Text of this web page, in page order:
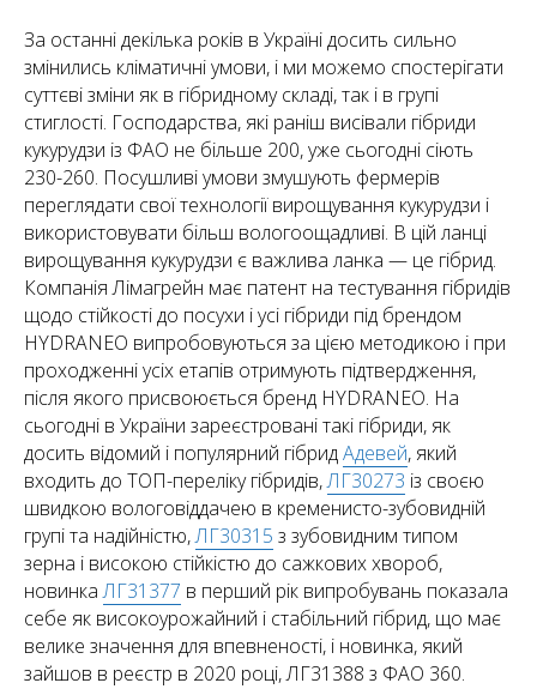
За останні декілька років в Україні досить сильно
змінились кліматичні умови, і ми можемо спостерігати
суттєві зміни як в гібридному складі, так і в групі
стиглості. Господарства, які раніш висівали гібриди
кукурудзи із ФАО не більше 200, уже сьогодні сіють
230-260. Посушливі умови змушують фермерів
переглядати свої технології вирощування кукурудзи і
використовувати більш вологоощадливі. В цій ланці
вирощування кукурудзи є важлива ланка — це гібрид.
Компанія Лімагрейн має патент на тестування гібридів
щодо стійкості до посухи і усі гібриди під брендом
HYDRANEO випробовуються за цією методикою і при
проходженні усіх етапів отримують підтвердження,
після якого присвоюється бренд HYDRANEO. На
сьогодні в України зареєстровані такі гібриди, як
досить відомий і популярний гібридАдевей, який
входить до ТОП-переліку гібридів,ЛГ30273 із своєю
швидкою вологовіддачею в кременисто-зубовидній
групі та надійністю,ЛГ30315 з зубовидним типом
зерна і високою стійкістю до сажкових хвороб,
новинкаЛГ31377 в перший рік випробувань показала
себе як високоурожайний і стабільний гібрид, що має
велике значення для впевненості, і новинка, який
зайшов в реєстр в 2020 році, ЛГ31388 з ФАО 360.